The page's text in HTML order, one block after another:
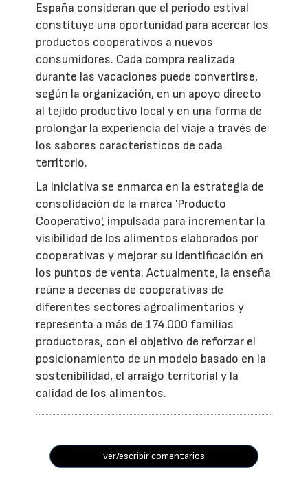
España consideran que el periodo estival
constituye una oportunidad para acercar los
productos cooperativos a nuevos
consumidores. Cada compra realizada
durante las vacaciones puede convertirse,
según la organización, en un apoyo directo
al tejido productivo local y en una forma de
prolongar la experiencia del viaje a través de
los sabores característicos de cada
territorio.
La iniciativa se enmarca en la estrategia de
consolidación de la marca 'Producto
Cooperativo', impulsada para incrementar la
visibilidad de los alimentos elaborados por
cooperativas y mejorar su identificación en
los puntos de venta. Actualmente, la enseña
reúne a decenas de cooperativas de
diferentes sectores agroalimentarios y
representa a más de 174.000 familias
productoras, con el objetivo de reforzar el
posicionamiento de un modelo basado en la
sostenibilidad, el arraigo territorial y la
calidad de los alimentos.
ver/escribir comentarios